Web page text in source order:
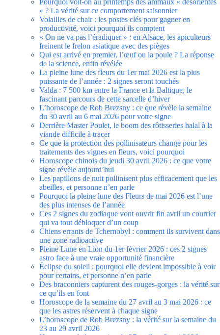
» ? La vérité sur ce comportement saisonnier
Volailles de chair : les postes clés pour gagner en
productivité, voici pourquoi ils comptent
« On ne va pas l’éradiquer » : en Alsace, les apiculteurs
freinent le frelon asiatique avec des pièges
Qui est arrivé en premier, l’œuf ou la poule ? La réponse
de la science, enfin révélée
La pleine lune des fleurs du 1er mai 2026 est la plus
puissante de l’année : 2 signes seront touchés
Valda : 7 500 km entre la France et la Baltique, le
fascinant parcours de cette sarcelle d’hiver
L’horoscope de Rob Brezsny : ce que révèle la semaine
du 30 avril au 6 mai 2026 pour votre signe
Derrière Master Poulet, le boom des rôtisseries halal à la
viande difficile à tracer
Ce que la protection des pollinisateurs change pour les
traitements des vignes en fleurs, voici pourquoi
Horoscope chinois du jeudi 30 avril 2026 : ce que votre
signe révèle aujourd’hui
Les papillons de nuit pollinisent plus efficacement que les
abeilles, et personne n’en parle
Pourquoi la pleine lune des Fleurs de mai 2026 est l’une
des plus intenses de l’année
Ces 2 signes du zodiaque vont ouvrir fin avril un courrier
qui va tout débloquer d’un coup
Chiens errants de Tchernobyl : comment ils survivent dans
une zone radioactive
Pleine Lune en Lion du 1er février 2026 : ces 2 signes
astro face à une vraie opportunité financière
Éclipse du soleil : pourquoi elle devient impossible à voir
pour certains, et personne n’en parle
Des braconniers capturent des rouges-gorges : la vérité sur
ce qu’ils en font
Horoscope de la semaine du 27 avril au 3 mai 2026 : ce
que les astres réservent à chaque signe
L’horoscope de Rob Brezsny : la vérité sur la semaine du
23 au 29 avril 2026